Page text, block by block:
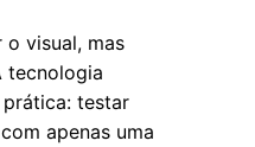
o visual, mas
tecnologia
testar
apenas uma